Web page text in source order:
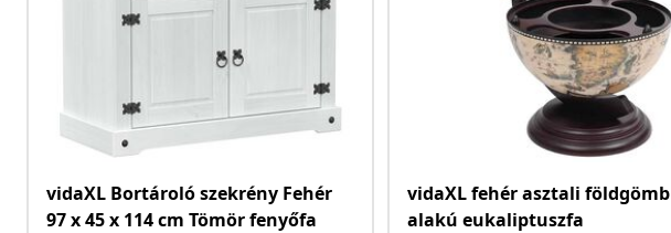
vidaXL Bortároló szekrény Fehér
97 x 45 x 114 cm Tömör fenyőfa
vidaXL fehér asztali földgömb
alakú eukaliptuszfa